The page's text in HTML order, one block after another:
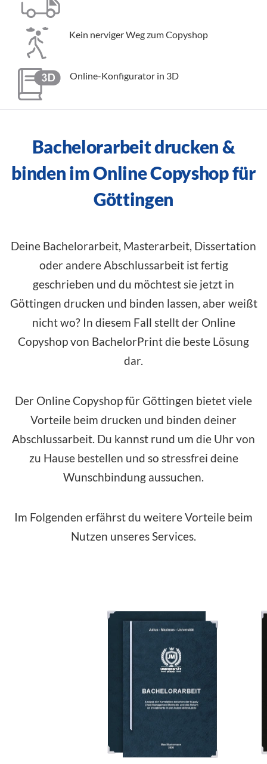
Kein nerviger Weg zum Copyshop
Online-Konfigurator in 3D
Bachelorarbeit drucken &
binden im Online Copyshop für
Göttingen
Deine Bachelorarbeit, Masterarbeit, Dissertation
oder andere Abschlussarbeit ist fertig
geschrieben und du möchtest sie jetzt in
Göttingen drucken und binden lassen, aber weißt
nicht wo? In diesem Fall stellt der Online
Copyshop von BachelorPrint die beste Lösung
dar.
Der Online Copyshop für Göttingen bietet viele
Vorteile beim drucken und binden deiner
Abschlussarbeit. Du kannst rund um die Uhr von
zu Hause bestellen und so stressfrei deine
Wunschbindung aussuchen.
Im Folgenden erfährst du weitere Vorteile beim
Nutzen unseres Services.